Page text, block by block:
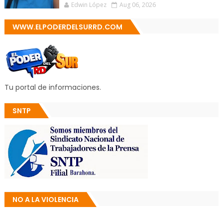
Edwin López Aug 06, 2026
WWW.ELPODERDELSURRD.COM
Tu portal de informaciones.
SNTP
NO A LA VIOLENCIA